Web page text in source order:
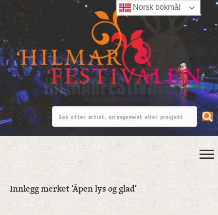
Innlegg merket ‘Åpen lys og glad’
Norsk bokmål